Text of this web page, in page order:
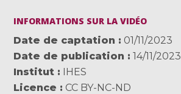
INFORMATIONS SUR LA VIDÉO
Date de captation
01/11/2023
Date de publication
14/11/2023
Institut
IHES
Licence
CC BY-NC-ND